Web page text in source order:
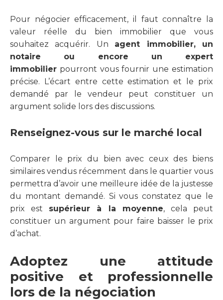
Pour négocier efficacement, il faut connaître la
valeur réelle du bien immobilier que vous
souhaitez acquérir. Un agent immobilier, un
notaire ou encore un expert
immobilier pourront vous fournir une estimation
précise. L’écart entre cette estimation et le prix
demandé par le vendeur peut constituer un
argument solide lors des discussions.
Renseignez-vous sur le marché local
Comparer le prix du bien avec ceux des biens
similaires vendus récemment dans le quartier vous
permettra d’avoir une meilleure idée de la justesse
du montant demandé. Si vous constatez que le
prix est supérieur à la moyenne, cela peut
constituer un argument pour faire baisser le prix
d’achat.
Adoptez une attitude
positive et professionnelle
lors de la négociation